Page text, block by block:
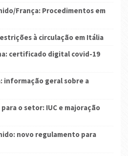
França: Procedimentos em
à circulação em Itália
certificado digital covid-19
informação geral sobre a
para o setor: IUC e majoração
novo regulamento para